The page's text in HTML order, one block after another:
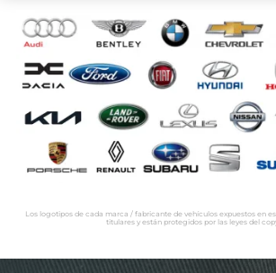
Los logotipos de cada marca / fabricante de vehículos expuestos en
titulares y están protegidos por las leyes del